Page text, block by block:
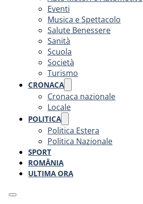
Eventi
Musica e Spettacolo
Salute Benessere
Sanità
Scuola
Società
Turismo
CRONACA
Cronaca nazionale
Locale
POLITICA
Politica Estera
Politica Nazionale
SPORT
ROMÂNIA
ULTIMA ORA